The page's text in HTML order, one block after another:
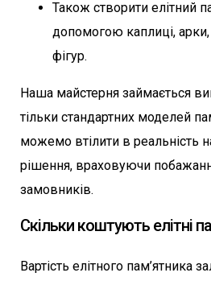
Також створити елітний
допомогою каплиці, арки,
фігур.
Наша майстерня займається
тільки стандартних моделей
можемо втілити в реальність
рішення, враховуючи
замовників.
Скільки коштують елітні
Вартість елітного пам’ятника